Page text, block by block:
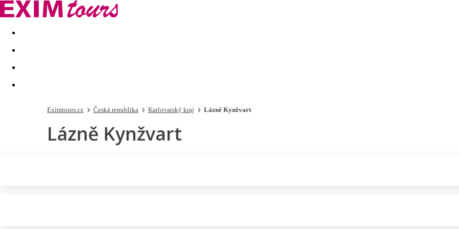
Akční nabídky Last minute
Eximtours.cz Česká republika Karlovarský kraj Lázně Kynžvart
Lázně Kynžvart